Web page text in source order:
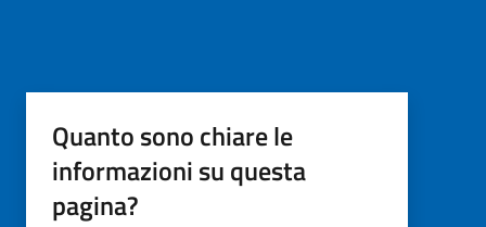
Quanto sono chiare le
informazioni su questa
pagina?